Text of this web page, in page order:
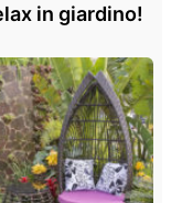
in giardino!